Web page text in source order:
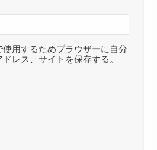
使用するためブラウザーに自分
レス、サイトを保存する。